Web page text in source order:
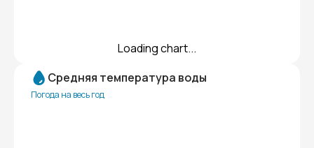
Loading chart...
Средняя температура воды
Погода на весь год